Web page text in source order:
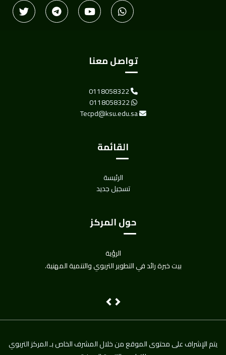
تواصل معنا
0118058322
0118058322
Tecpd@ksu.edu.sa
القائمة
الرئيسة
تسجيل جديد
حول المركز
الرؤية
بيت خبرة رائد في التطوير التربوي والتنمية المهنية.
Next
يتم اﻹشراف على محتوى الموقع من خلال المشرف الخاص بـ المركز التربوي